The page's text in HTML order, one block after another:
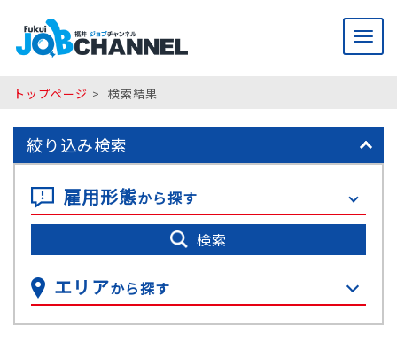
メ
ニ
トップページ 検索結果
絞り込み検索
雇用形態から探す
検索
エリアから探す